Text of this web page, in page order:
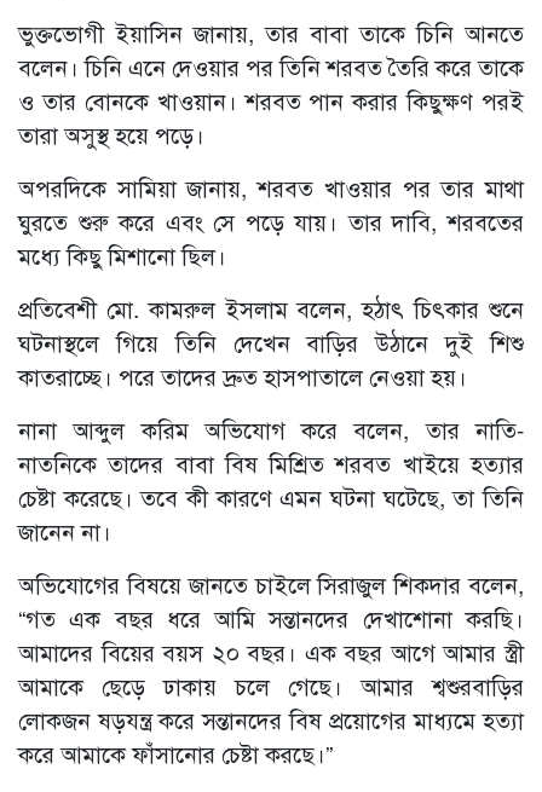
ভুক্তভোগী ইয়াসিন জানায়, তার বাবা তাকে চিনি আনতে
বলেন। চিনি এনে দেওয়ার পর তিনি শরবত তৈরি করে তাকে
ও তার বোনকে খাওয়ান। শরবত পান করার কিছুক্ষণ পরই
তারা অসুস্থ হয়ে পড়ে।
অপরদিকে সামিয়া জানায়, শরবত খাওয়ার পর তার মাথা
ঘুরতে শুরু করে এবং সে পড়ে যায়। তার দাবি, শরবতের
মধ্যে কিছু মিশানো ছিল।
প্রতিবেশী মো. কামরুল ইসলাম বলেন, হঠাৎ চিৎকার শুনে
ঘটনাস্থলে গিয়ে তিনি দেখেন বাড়ির উঠানে দুই শিশু
কাতরাচ্ছে। পরে তাদের দ্রুত হাসপাতালে নেওয়া হয়।
নানা আব্দুল করিম অভিযোগ করে বলেন, তার নাতি-
নাতনিকে তাদের বাবা বিষ মিশ্রিত শরবত খাইয়ে হত্যার
চেষ্টা করেছে। তবে কী কারণে এমন ঘটনা ঘটেছে, তা তিনি
জানেন না।
অভিযোগের বিষয়ে জানতে চাইলে সিরাজুল শিকদার বলেন,
“গত এক বছর ধরে আমি সন্তানদের দেখাশোনা করছি।
আমাদের বিয়ের বয়স ২০ বছর। এক বছর আগে আমার স্ত্রী
আমাকে ছেড়ে ঢাকায় চলে গেছে। আমার শ্বশুরবাড়ির
লোকজন ষড়যন্ত্র করে সন্তানদের বিষ প্রয়োগের মাধ্যমে হত্যা
করে আমাকে ফাঁসানোর চেষ্টা করছে।”